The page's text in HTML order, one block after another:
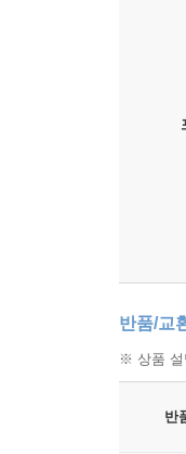
반품/교
※ 상품 설
반